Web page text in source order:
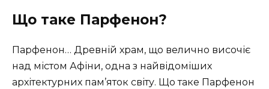
Що таке Парфенон?
Парфенон… Древній храм, що велично височіє
над містом Афіни, одна з найвідоміших
архітектурних пам’яток світу. Що таке Парфенон